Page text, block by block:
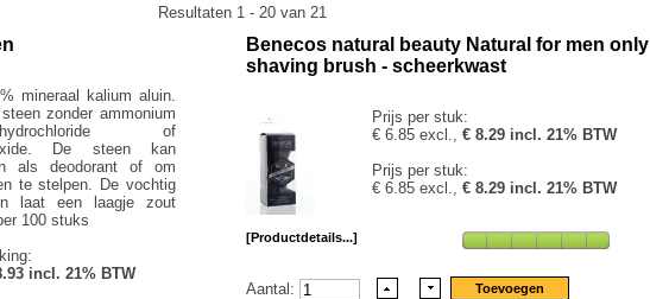
Resultaten 1 - 20 van 21
mineraal kalium aluin.
zonder ammonium
of
De steen kan
als deodorant of om
te stelpen. De vochtig
laat een laagje zout
100 stuks
incl. 21% BTW
Benecos natural beauty Natural for men only
shaving brush - scheerkwast
Prijs per stuk:
€ 6.85 excl., € 8.29 incl. 21% BTW
Prijs per stuk:
€ 6.85 excl., € 8.29 incl. 21% BTW
[Productdetails...]
Aantal: